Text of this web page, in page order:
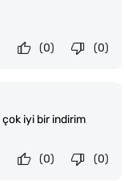
(0)
(0)
iyi bir indirim
(0)
(0)